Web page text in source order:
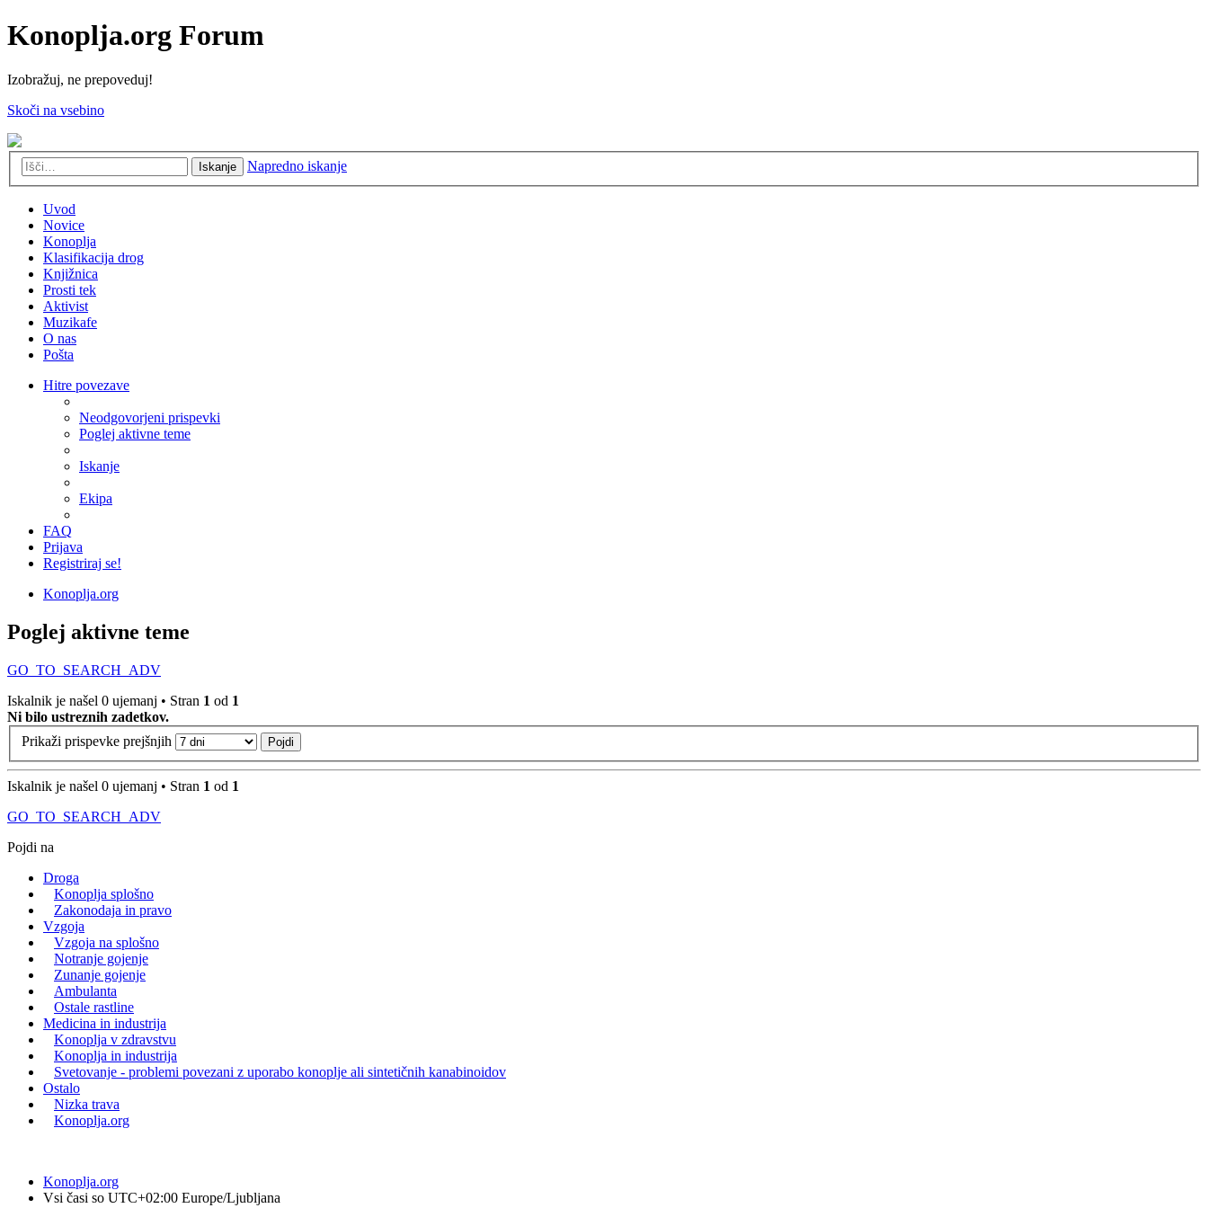
Konoplja.org Forum
Izobražuj, ne prepoveduj!
Skoči na vsebino
Iskanje Napredno iskanje
Uvod
Novice
Konoplja
Klasifikacija drog
Knjižnica
Prosti tek
Aktivist
Muzikafe
O nas
Pošta
Hitre povezave
Neodgovorjeni prispevki
Poglej aktivne teme
Iskanje
Ekipa
FAQ
Prijava
Registriraj se!
Konoplja.org
Poglej aktivne teme
GO_TO_SEARCH_ADV
Iskalnik je našel 0 ujemanj • Stran 1 od 1
Ni bilo ustreznih zadetkov.
Prikaži prispevke prejšnjih
Iskalnik je našel 0 ujemanj • Stran 1 od 1
GO_TO_SEARCH_ADV
Pojdi na
Droga
Konoplja splošno
Zakonodaja in pravo
Vzgoja
Vzgoja na splošno
Notranje gojenje
Zunanje gojenje
Ambulanta
Ostale rastline
Medicina in industrija
Konoplja v zdravstvu
Konoplja in industrija
Svetovanje - problemi povezani z uporabo konoplje ali sintetičnih kanabinoidov
Ostalo
Nizka trava
Konoplja.org
Konoplja.org
Vsi časi so UTC+02:00 Europe/Ljubljana